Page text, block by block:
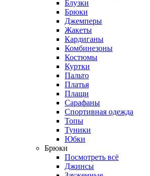
Блузки
Брюки
Джемперы
Жакеты
Кардиганы
Комбинезоны
Костюмы
Куртки
Пальто
Платья
Плащи
Сарафаны
Спортивная одежда
Топы
Туники
Юбки
Брюки
Посмотреть всё
Джинсы